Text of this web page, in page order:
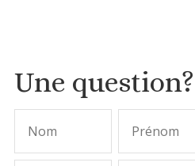
Une question?